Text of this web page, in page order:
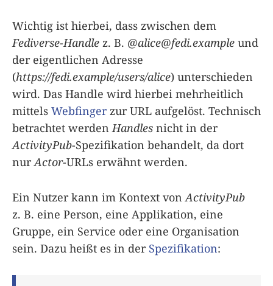
Wichtig ist hierbei, dass zwischen dem
Fediverse-Handle z. B. @alice@fedi.example und
der eigentlichen Adresse
(https://fedi.example/users/alice) unterschieden
wird. Das Handle wird hierbei mehrheitlich
mittels Webfingerzur URL aufgelöst. Technisch
betrachtet werden Handles nicht in der
ActivityPub-Spezifikation behandelt, da dort
nurActor-URLs erwähnt werden.
Ein Nutzer kann im Kontext von ActivityPub
z. B. eine Person, eine Applikation, eine
Gruppe, ein Service oder eine Organisation
sein. Dazu heißt es in der Spezifikation: